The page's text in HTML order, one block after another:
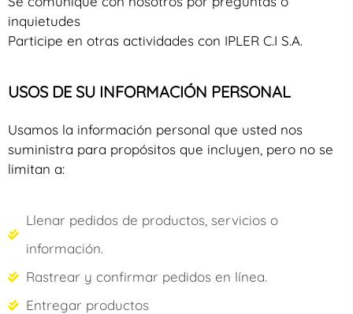
inquietudes
Participe en otras actividades con IPLER C.I S.A.
USOS DE SU INFORMACIÓN PERSONAL
Usamos la información personal que usted nos
suministra para propósitos que incluyen, pero no se
limitan a:
Llenar pedidos de productos, servicios o
información.
Rastrear y confirmar pedidos en línea.
Entregar productos